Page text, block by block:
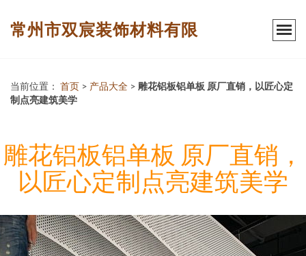
常州市双宸装饰材料有限
当前位置： 首页 > 产品大全 > 雕花铝板铝单板 原厂直销，以匠心定
制点亮建筑美学
雕花铝板铝单板 原厂直销，
以匠心定制点亮建筑美学